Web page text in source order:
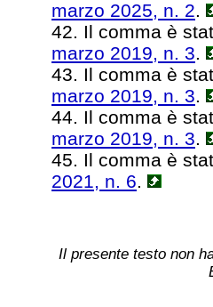
marzo 2025, n. 2.
42. Il comma è
marzo 2019, n. 3.
43. Il comma è
marzo 2019, n. 3.
44. Il comma è
marzo 2019, n. 3.
45. Il comma è
2021, n. 6.
Il presente testo non